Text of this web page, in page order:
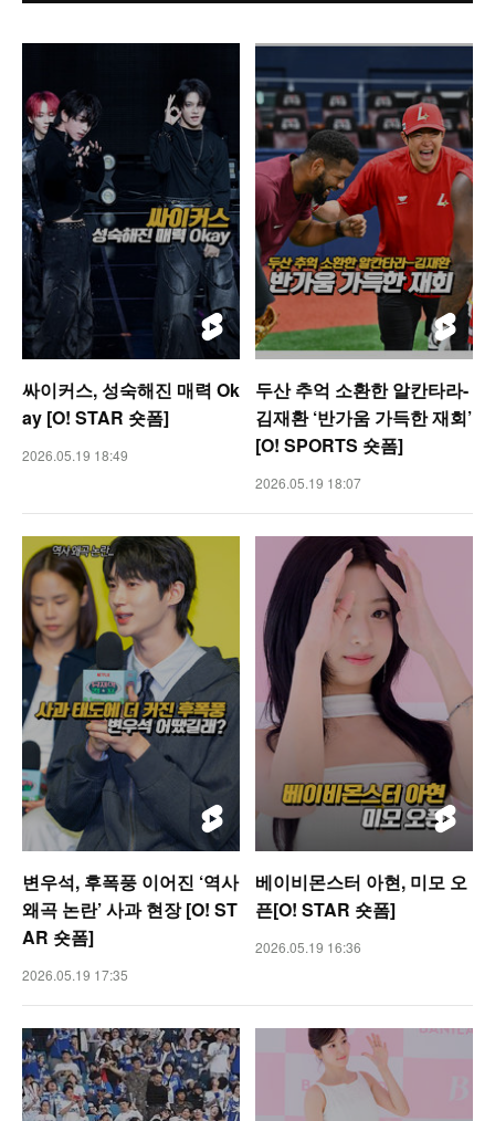
싸이커스, 성숙해진 매력 Ok
ay [O! STAR 숏폼]
2026.05.19 18:49
두산 추억 소환한 알칸타라-
김재환 ‘반가움 가득한 재회’
[O! SPORTS 숏폼]
2026.05.19 18:07
변우석, 후폭풍 이어진 ‘역사
왜곡 논란’ 사과 현장 [O! ST
AR 숏폼]
2026.05.19 17:35
베이비몬스터 아현, 미모 오
픈[O! STAR 숏폼]
2026.05.19 16:36